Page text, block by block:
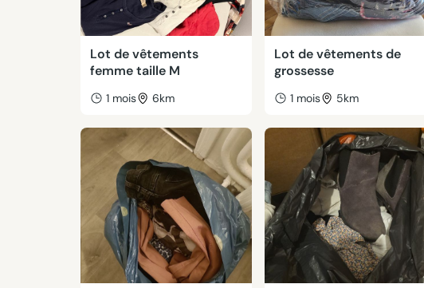
Lot de vêtements
femme taille M
1 mois 6km
Lot de vêtements de
grossesse
1 mois 5km